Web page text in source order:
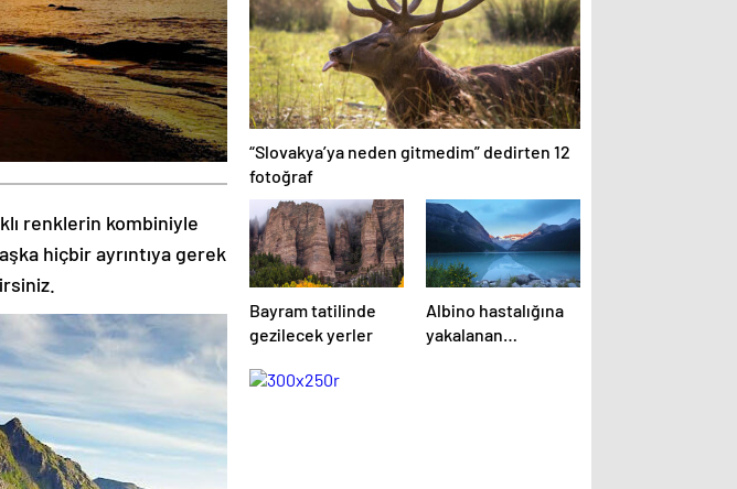
renklerin kombiniyle
hiçbir ayrıntıya gerek
“Slovakya’ya neden gitmedim” dedirten 12
fotoğraf
Bayram tatilinde
gezilecek yerler
Albino hastalığına
yakalanan